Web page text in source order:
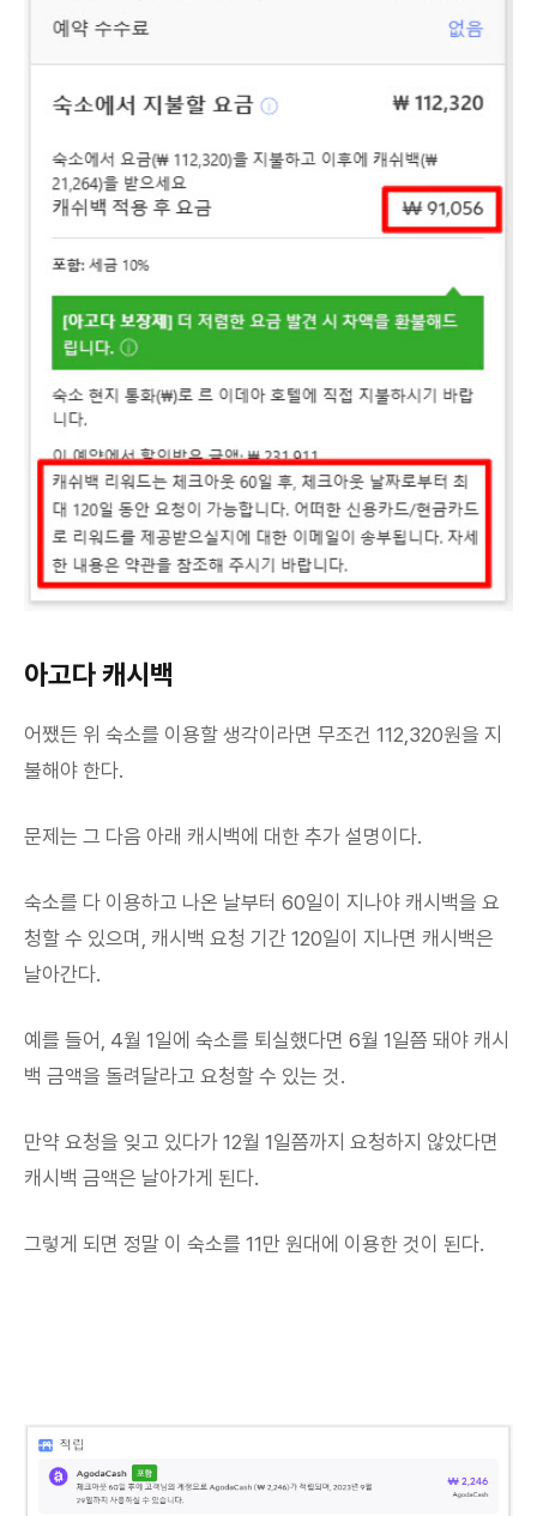
아고다 캐시백
어쨌든 위 숙소를 이용할 생각이라면 무조건 112,320원을 지
불해야 한다.
문제는 그 다음 아래 캐시백에 대한 추가 설명이다.
숙소를 다 이용하고 나온 날부터 60일이 지나야 캐시백을 요
청할 수 있으며, 캐시백 요청 기간 120일이 지나면 캐시백은
날아간다.
예를 들어, 4월 1일에 숙소를 퇴실했다면 6월 1일쯤 돼야 캐시
백 금액을 돌려달라고 요청할 수 있는 것.
만약 요청을 잊고 있다가 12월 1일쯤까지 요청하지 않았다면
캐시백 금액은 날아가게 된다.
그렇게 되면 정말 이 숙소를 11만 원대에 이용한 것이 된다.